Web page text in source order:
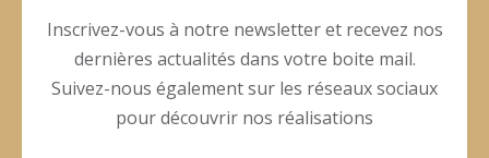
Inscrivez-vous à notre newsletter et recevez nos
dernières actualités dans votre boite mail.
Suivez-nous également sur les réseaux sociaux
pour découvrir nos réalisations